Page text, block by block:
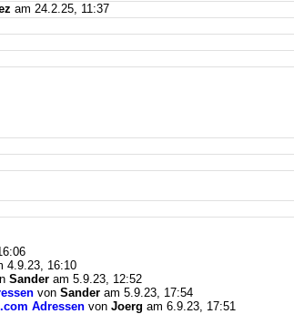
am 24.2.25, 11:37
4.9.23, 16:10
Sander am 5.9.23, 12:52
von Sander am 5.9.23, 17:54
Adressen von Joerg am 6.9.23, 17:51